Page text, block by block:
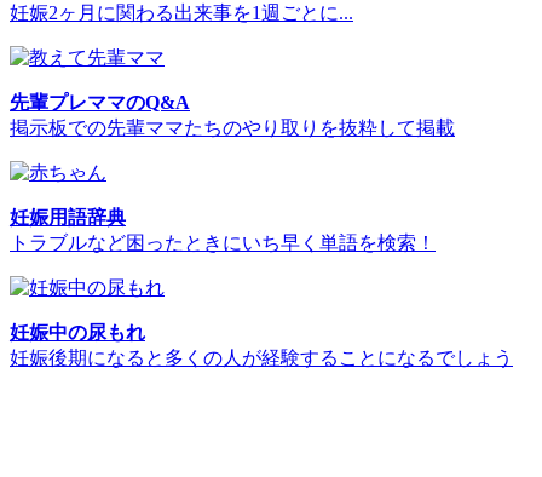
妊娠2ヶ月に関わる出来事を1週ごとに...
先輩プレママのQ&A
掲示板での先輩ママたちのやり取りを抜粋して掲載
妊娠用語辞典
トラブルなど困ったときにいち早く単語を検索！
妊娠中の尿もれ
妊娠後期になると多くの人が経験することになるでしょう